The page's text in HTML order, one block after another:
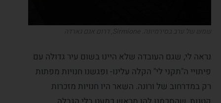
נראה לי, שגם העובדה שלא היינו בשום עיר גדולה עם
פיתויי ה"תקני לי" הקלה עלינו- ופגשנו חנויות מפתות
רק במדרחוב של ורונה. השאר היו חנויות מזכרות